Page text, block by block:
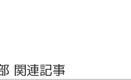
関連記事